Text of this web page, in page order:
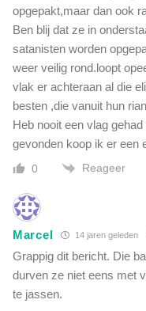
opgepakt,maar dan ook
Ben blij dat ze in
satanisten worden
weer veilig rond.loopt
vlak er achteraan al die
besten ,die vanuit hun
Heb nooit een vlag
gevonden koop ik er een
0 Reageer
Marcel 14 jaren geleden
Grappig dit bericht. Die
durven ze niet eens met
te jassen.